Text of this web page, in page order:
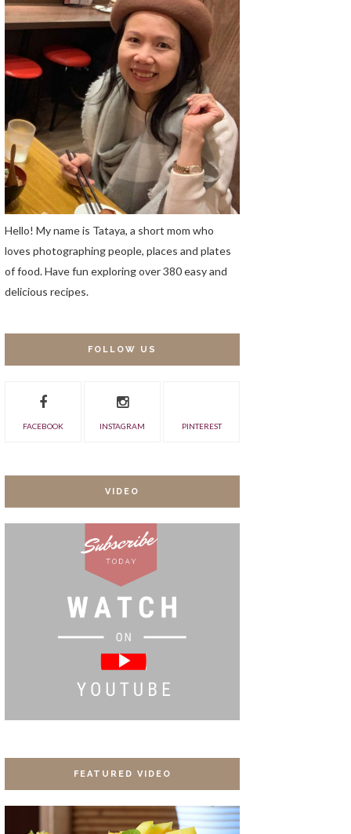
Hello! My name is Tataya, a short mom who
loves photographing people, places and plates
of food. Have fun exploring over 380 easy and
delicious recipes.
FOLLOW US
FACEBOOK INSTAGRAM PINTEREST
VIDEO
FEATURED VIDEO